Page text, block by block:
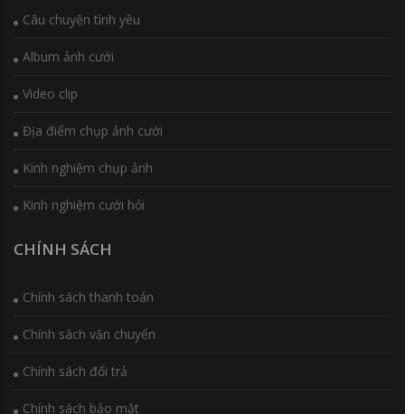
Câu chuyện tình yêu
Album ảnh cưới
Video clip
Địa điểm chụp ảnh cưới
Kinh nghiệm chụp ảnh
Kinh nghiệm cưới hỏi
CHÍNH SÁCH
Chính sách thanh toán
Chính sách vận chuyển
Chính sách đổi trả
Chính sách bảo mật